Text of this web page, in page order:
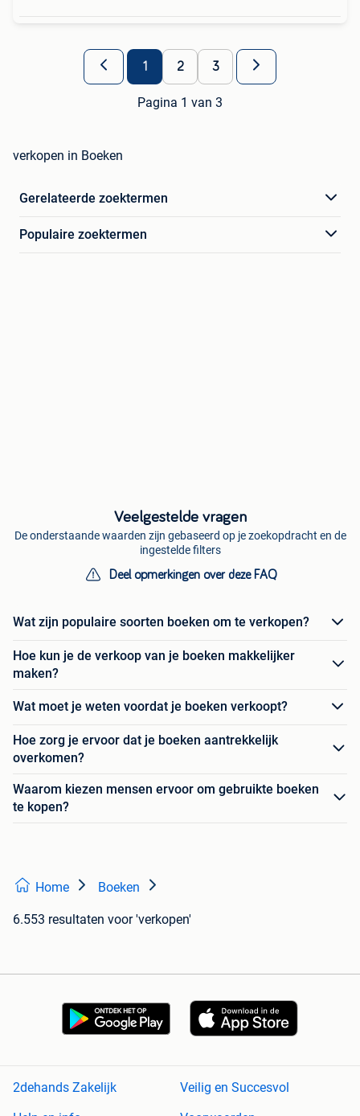
1 2 3
Pagina 1 van 3
verkopen in Boeken
Gerelateerde zoektermen
Populaire zoektermen
Veelgestelde vragen
De onderstaande waarden zijn gebaseerd op je zoekopdracht en de
ingestelde filters
Deel opmerkingen over deze FAQ
Wat zijn populaire soorten boeken om te verkopen?
Hoe kun je de verkoop van je boeken makkelijker
maken?
Wat moet je weten voordat je boeken verkoopt?
Hoe zorg je ervoor dat je boeken aantrekkelijk
overkomen?
Waarom kiezen mensen ervoor om gebruikte boeken
te kopen?
Home Boeken
6.553 resultaten voor 'verkopen'
2dehands Zakelijk
Veilig en Succesvol